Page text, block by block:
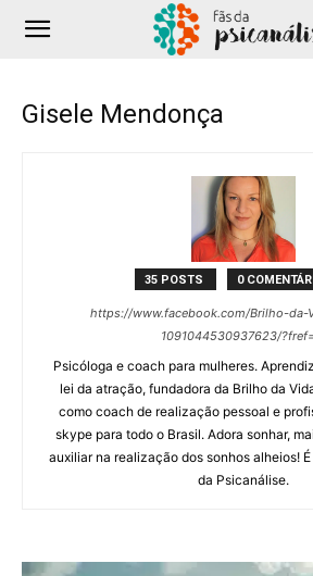
Gisele Mendonça
35 POSTS 0
https://www.facebook.com/Brilho-da-
1091044530937623/
Psicóloga e coach para mulheres.
lei da atração, fundadora da Brilho da
como coach de realização pessoal e
skype para todo o Brasil. Adora sonhar,
auxiliar na realização dos sonhos alheios!
da Psicanálise.